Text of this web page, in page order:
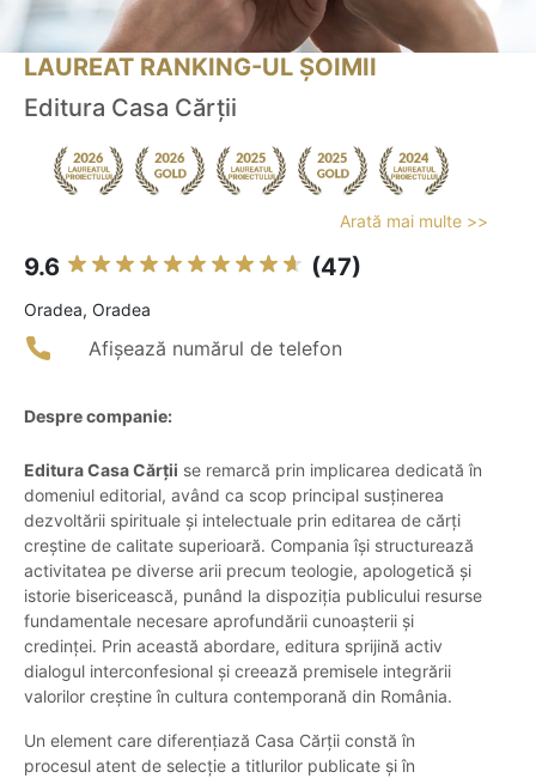
LAUREAT RANKING-UL ȘOIMII
Editura Casa Cărţii
Arată mai multe >>
9.6 (47)
Oradea, Oradea
Afișează numărul de telefon
Despre companie:
Editura Casa Cărţii se remarcă prin implicarea dedicată în
domeniul editorial, având ca scop principal susținerea
dezvoltării spirituale și intelectuale prin editarea de cărți
creștine de calitate superioară. Compania își structurează
activitatea pe diverse arii precum teologie, apologetică și
istorie bisericească, punând la dispoziția publicului resurse
fundamentale necesare aprofundării cunoașterii și
credinței. Prin această abordare, editura sprijină activ
dialogul interconfesional și creează premisele integrării
valorilor creștine în cultura contemporană din România.
Un element care diferențiază Casa Cărţii constă în
procesul atent de selecție a titlurilor publicate și în